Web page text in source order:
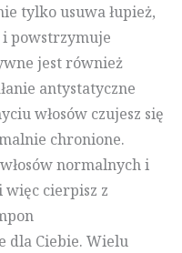
tylko usuwa łupież,
i powstrzymuje
jest również
antystatyczne
włosów czujesz się
chronione.
normalnych i
więc cierpisz z
dla Ciebie. Wielu